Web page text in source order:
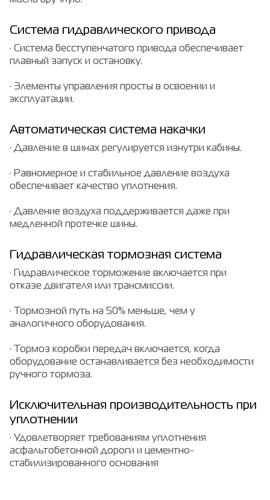
Система гидравлического привода
· Система бесступенчатого привода обеспечивает
плавный запуск и остановку.
· Элементы управления просты в освоении и
эксплуатации.
Автоматическая система накачки
· Давление в шинах регулируется изнутри кабины.
· Равномерное и стабильное давление воздуха
обеспечивает качество уплотнения.
· Давление воздуха поддерживается даже при
медленной протечке шины.
Гидравлическая тормозная система
· Гидравлическое торможение включается при
отказе двигателя или трансмиссии.
· Тормозной путь на 50% меньше, чем у
аналогичного оборудования.
· Тормоз коробки передач включается, когда
оборудование останавливается без необходимости
ручного тормоза.
Исключительная производительность при
уплотнении
· Удовлетворяет требованиям уплотнения
асфальтобетонной дороги и цементно-
стабилизированного основания